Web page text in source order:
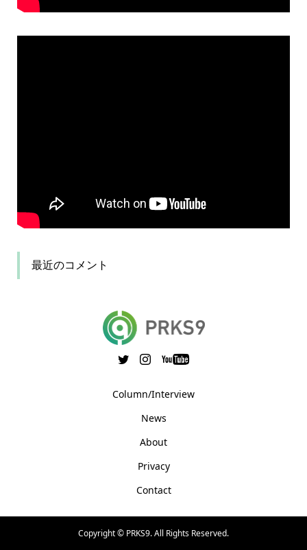
最近のコメント
Column/Interview
News
About
Privacy
Contact
Copyright © PRKS9. All Rights Reserved.